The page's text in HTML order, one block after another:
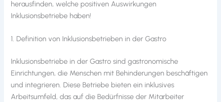
herausfinden, welche positiven Auswirkungen
Inklusionsbetriebe haben!
1. Definition von Inklusionsbetrieben in der Gastro
Inklusionsbetriebe in der Gastro sind gastronomische
Einrichtungen, die Menschen mit Behinderungen beschäftigen
und integrieren. Diese Betriebe bieten ein inklusives
Arbeitsumfeld, das auf die Bedürfnisse der Mitarbeiter